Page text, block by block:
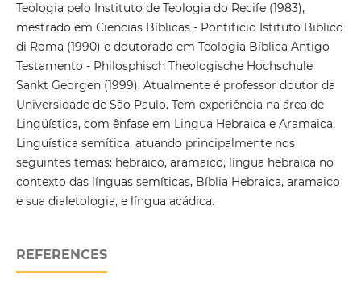
Teologia pelo Instituto de Teologia do Recife (1983),
mestrado em Ciencias Bíblicas - Pontificio Istituto Biblico
di Roma (1990) e doutorado em Teologia Bíblica Antigo
Testamento - Philosphisch Theologische Hochschule
Sankt Georgen (1999). Atualmente é professor doutor da
Universidade de São Paulo. Tem experiência na área de
Lingüística, com ênfase em Lingua Hebraica e Aramaica,
Linguística semítica, atuando principalmente nos
seguintes temas: hebraico, aramaico, língua hebraica no
contexto das línguas semíticas, Bíblia Hebraica, aramaico
e sua dialetologia, e língua acádica.
REFERENCES